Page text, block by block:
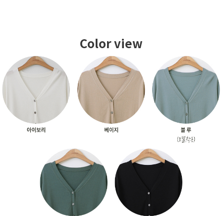
Color view